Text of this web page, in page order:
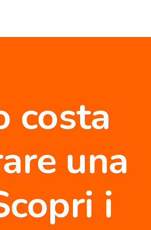
costa
una
i